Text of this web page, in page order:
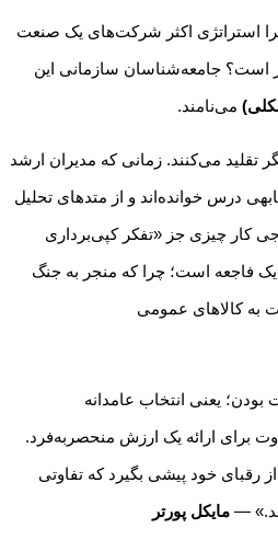
چرا استراتژی اکثر شرکت‌های یک صنعت
است؟ جامعه‌شناسان سازمانی این
می‌نامند.
تقلید می‌کنند. زمانی که مدیران ارشد
درس خوانده‌اند و از متدهای تحلیل
کار چیزی جز «تفکر کپی‌برداری
فاجعه است؛ چرا که منجر به جنگ
به کالا‌های عمومی
بودن؛ یعنی انتخاب عامدانه
برای ارائه یک ارزش منحصربه‌فرد.
رقبای خود پیشی بگیرد که تفاوتی
— مایکل پورتر